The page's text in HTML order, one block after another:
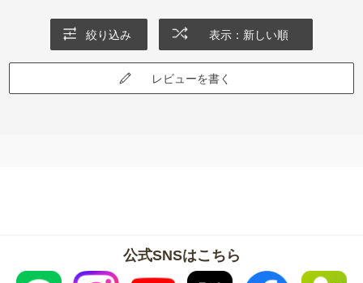
絞り込み 表示：新しい順
レビューを書く
公式SNSはこちら